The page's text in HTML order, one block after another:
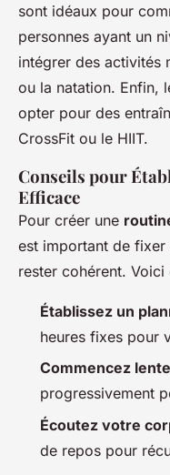
sont idéaux pour
personnes ayant un
intégrer des activités
ou la natation. Enfin,
opter pour des
CrossFit ou le HIIT.
Conseils pour
Efficace
Pour créer une
est important de
rester cohérent.
Établissez un
heures fixes pour
Commencez
progressivement
Écoutez votre
de repos pour